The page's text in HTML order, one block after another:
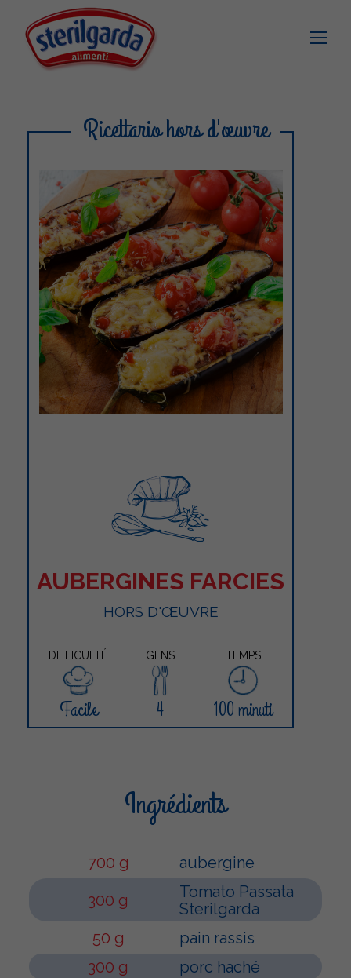
Ricettario hors d'œuvre
AUBERGINES FARCIES
HORS D'ŒUVRE
DIFFICULTÉ GENS TEMPS
Facile 4 100 minuti
Ingrédients
700 g
aubergine
300 g
Tomato Passata
Sterilgarda
50 g
pain rassis
300 g
porc haché